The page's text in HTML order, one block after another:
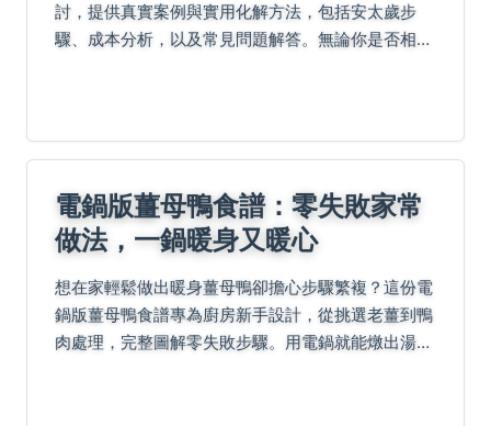
討，提供真實案例與實用化解方法，包括安太歲步
驟、成本分析，以及常見問題解答。無論你是否相信
電鍋版薑母鴨食譜：零失敗家常
做法，一鍋暖身又暖心
想在家輕鬆做出暖身薑母鴨卻擔心步驟繁複？這份電
鍋版薑母鴨食譜專為廚房新手設計，從挑選老薑到鴨
肉處理，完整圖解零失敗步驟。用電鍋就能燉出湯濃